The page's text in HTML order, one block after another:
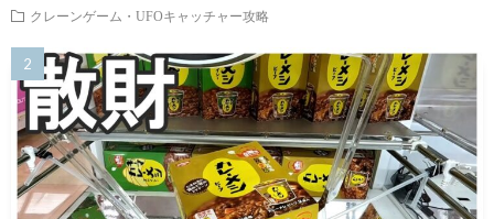
クレーンゲーム・UFOキャッチャー攻略